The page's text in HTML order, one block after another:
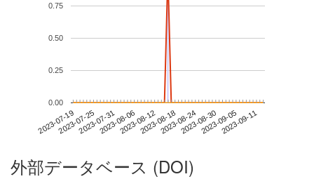
2023-07-192023-07-252023-07-312023-08-062023-08-122023-08-182023-08-242023-08-302023-09-052023-09-11
0.00
0.25
0.50
0.75
外部データベース (DOI)